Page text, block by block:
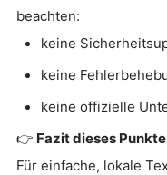
beachten:
keine
keine
keine offizielle
👉 Fazit dieses
Für einfache, lokale